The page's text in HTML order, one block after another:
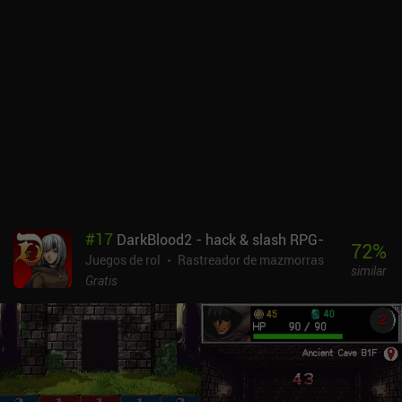
sin anuncios ni iAP. A pesar de sus gráficos simplistas y su
jugabilidad grindy, es genial para todos aquellos a los que les
guste la progresión constante y disfruten jugando en intervalos
cortos aquí y allá.
#17 DarkBlood2 - hack & slash RPG-
Juegos de rol
Rastreador de mazmorras
Gratis
72%
similar